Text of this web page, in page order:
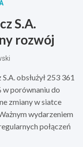
S.A.
rozwój
obsłużył 253 361
w porównaniu do
zmiany w siatce
wydarzeniem
połączeń